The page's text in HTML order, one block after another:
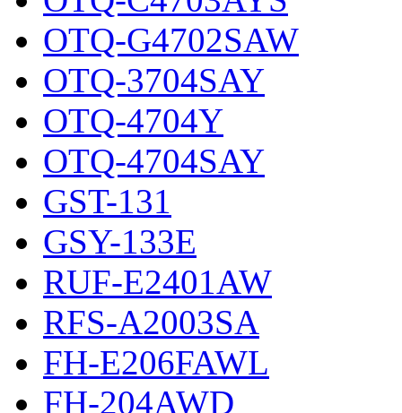
OTQ-G4702SAW
OTQ-3704SAY
OTQ-4704Y
OTQ-4704SAY
GST-131
GSY-133E
RUF-E2401AW
RFS-A2003SA
FH-E206FAWL
FH-204AWD